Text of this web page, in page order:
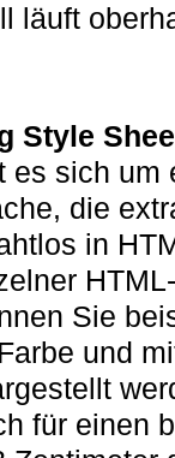
läuft
Style
es sich um
die
in
Sie
und
für einen